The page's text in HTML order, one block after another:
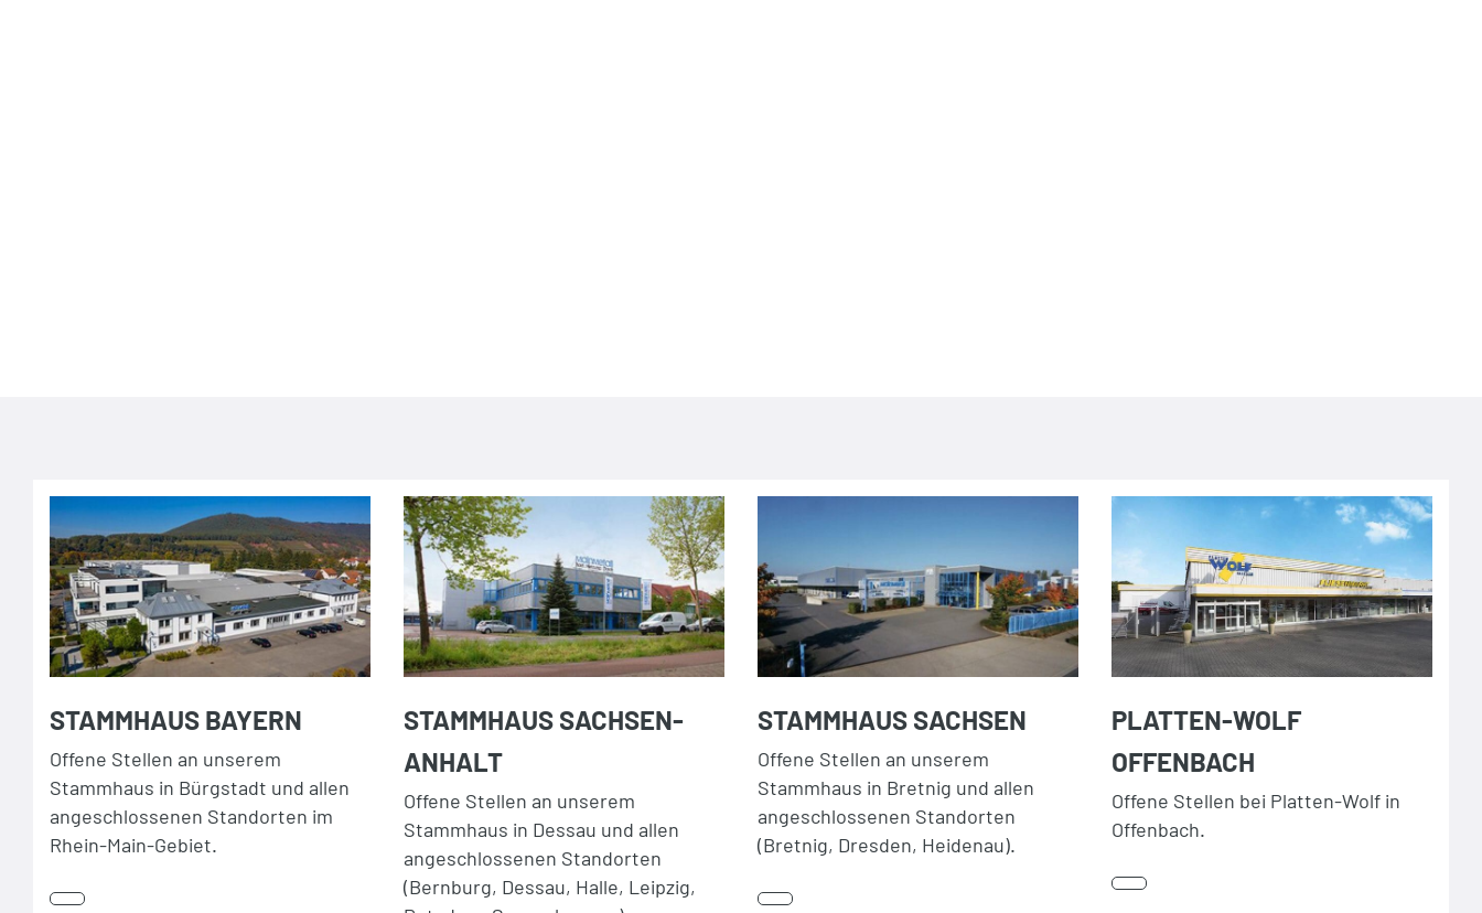
STAMMHAUS BAYERN
Offene Stellen an unserem
Stammhaus in Bürgstadt und allen
angeschlossenen Standorten im
Rhein-Main-Gebiet.
STAMMHAUS SACHSEN-
ANHALT
Offene Stellen an unserem
Stammhaus in Dessau und allen
angeschlossenen Standorten
(Bernburg, Dessau, Halle, Leipzig,
STAMMHAUS SACHSEN
Offene Stellen an unserem
Stammhaus in Bretnig und allen
angeschlossenen Standorten
(Bretnig, Dresden, Heidenau).
PLATTEN-WOLF
OFFENBACH
Offene Stellen bei Platten-Wolf in
Offenbach.